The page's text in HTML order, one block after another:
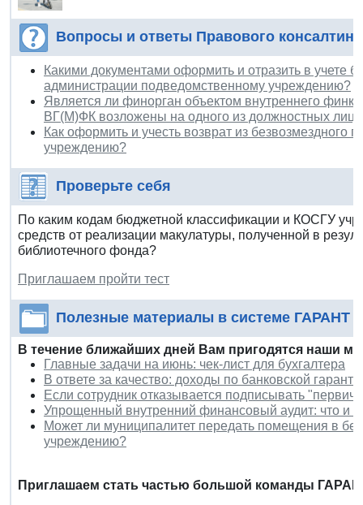
Вопросы и ответы Правового
Какими документами оформить и отразить в учете
администрации подведомственному учреждению?
Является ли финорган объектом внутреннего
ВГ(М)ФК возложены на одного из должностных лиц
Как оформить и учесть возврат из безвозмездного
учреждению?
Проверьте себя
По каким кодам бюджетной классификации и КОСГУ
средств от реализации макулатуры, полученной в
библиотечного фонда?
Приглашаем пройти тест
Полезные материалы в системе ГАРАНТ
В течение ближайших дней Вам пригодятся наши
Главные задачи на июнь: чек-лист для бухгалтера
В ответе за качество: доходы по банковской
Если сотрудник отказывается подписывать
Упрощенный внутренний финансовый аудит: что и
Может ли муниципалитет передать помещения в
учреждению?
Приглашаем стать частью большой команды